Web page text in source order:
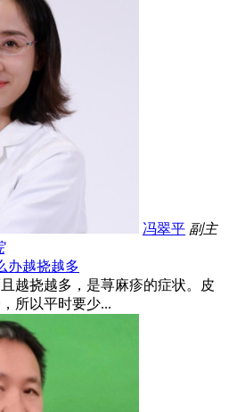
冯翠平 副主
办越挠越多
越挠越多，是荨麻疹的症状。皮
所以平时要少...